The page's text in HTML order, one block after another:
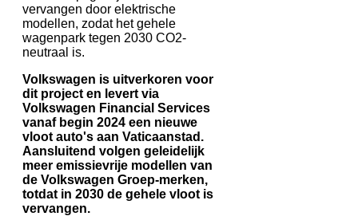
vervangen door elektrische
modellen, zodat het gehele
wagenpark tegen 2030 CO2-
neutraal is.
Volkswagen is uitverkoren voor
dit project en levert via
Volkswagen Financial Services
vanaf begin 2024 een nieuwe
vloot auto's aan Vaticaanstad.
Aansluitend volgen geleidelijk
meer emissievrije modellen van
de Volkswagen Groep-merken,
totdat in 2030 de gehele vloot is
vervangen.